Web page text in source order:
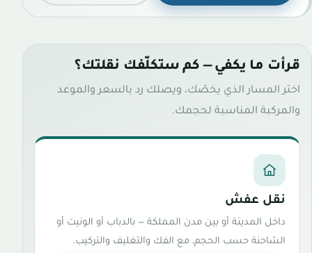
قرأت ما يكفي — كم ستكلّفك نقلتك؟
اختر المسار الذي يخصّك، ويصلك رد بالسعر والموعد
والمركبة المناسبة لحجمك.
نقل عفش
داخل المدينة أو بين مدن المملكة — بالدباب أو الونيت أو
الشاحنة حسب الحجم، مع الفك والتغليف والتركيب.